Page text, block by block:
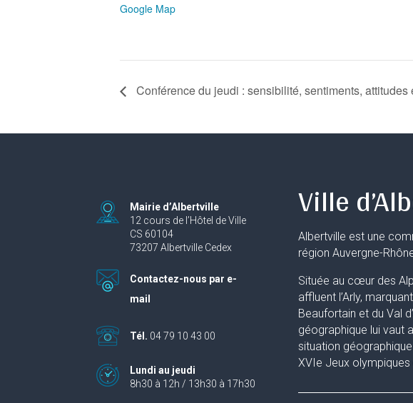
Google Map
Conférence du jeudi : sensibilité, sentiments,
Mairie d’Albertville
12 cours de l’Hôtel de Ville
CS 60104
73207 Albertville Cedex
Contactez-nous par e-
mail
Tél. 04 79 10 43 00
Lundi au jeudi
8h30 à 12h / 13h30 à 17h30
Ville
Albertville est une
région Auvergne-
Située au cœur des
affluent l’Arly,
Beaufortain et du Val
géographique lui vaut
situation
XVIe Jeux olympiques